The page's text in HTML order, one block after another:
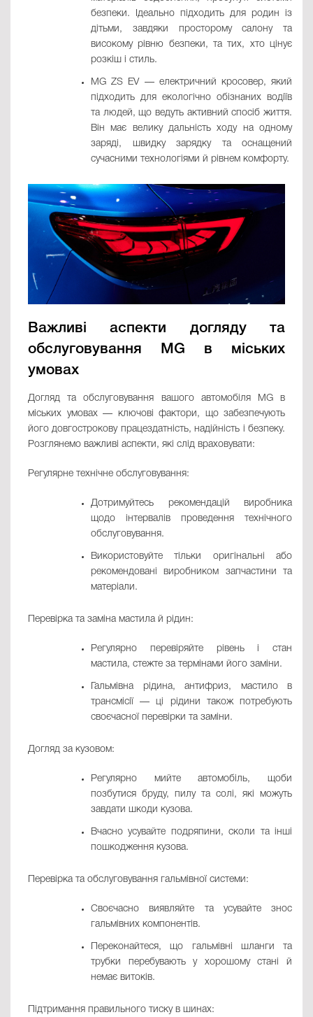
безпеки. Ідеально підходить для родин із
дітьми, завдяки просторому салону та
високому рівню безпеки, та тих, хто цінує
розкіш і стиль.
MG ZS EV — електричний кросовер, який
підходить для екологічно обізнаних водіїв
та людей, що ведуть активний спосіб життя.
Він має велику дальність ходу на одному
заряді, швидку зарядку та оснащений
сучасними технологіями й рівнем комфорту.
Важливі аспекти догляду та
обслуговування MG в міських
умовах
Догляд та обслуговування вашого автомобіля MG в
міських умовах — ключові фактори, що забезпечують
його довгострокову працездатність, надійність і безпеку.
Розглянемо важливі аспекти, які слід враховувати:
Регулярне технічне обслуговування:
Дотримуйтесь рекомендацій виробника
щодо інтервалів проведення технічного
обслуговування.
Використовуйте тільки оригінальні або
рекомендовані виробником запчастини та
матеріали.
Перевірка та заміна мастила й рідин:
Регулярно перевіряйте рівень і стан
мастила, стежте за термінами його заміни.
Гальмівна рідина, антифриз, мастило в
трансмісії — ці рідини також потребують
своєчасної перевірки та заміни.
Догляд за кузовом:
Регулярно мийте автомобіль, щоби
позбутися бруду, пилу та солі, які можуть
завдати шкоди кузова.
Вчасно усувайте подряпини, сколи та інші
пошкодження кузова.
Перевірка та обслуговування гальмівної системи:
Своєчасно виявляйте та усувайте знос
гальмівних компонентів.
Переконайтеся, що гальмівні шланги та
трубки перебувають у хорошому стані й
немає витоків.
Підтримання правильного тиску в шинах: